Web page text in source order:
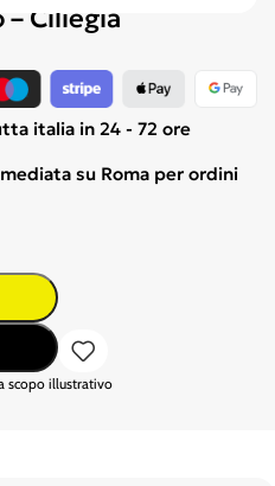
Ciliegia
italia in 24 - 72 ore
su Roma per ordini
scopo illustrativo